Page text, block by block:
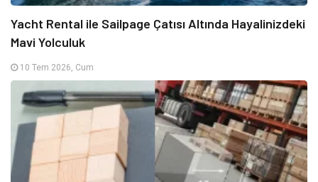
Yacht Rental ile Sailpage Çatısı Altında Hayalinizdeki
Mavi Yolculuk
10 Tem 2026, Cum